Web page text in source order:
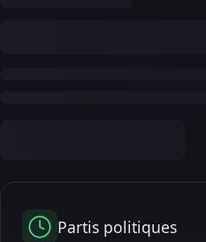
Partis politiques